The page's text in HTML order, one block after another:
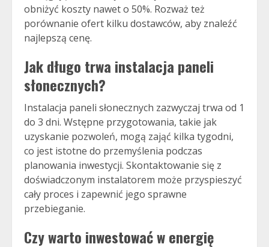
obniżyć koszty nawet o 50%. Rozważ też
porównanie ofert kilku dostawców, aby znaleźć
najlepszą cenę.
Jak długo trwa instalacja paneli
słonecznych?
Instalacja paneli słonecznych zazwyczaj trwa od 1
do 3 dni. Wstępne przygotowania, takie jak
uzyskanie pozwoleń, mogą zająć kilka tygodni,
co jest istotne do przemyślenia podczas
planowania inwestycji. Skontaktowanie się z
doświadczonym instalatorem może przyspieszyć
cały proces i zapewnić jego sprawne
przebieganie.
Czy warto inwestować w energię